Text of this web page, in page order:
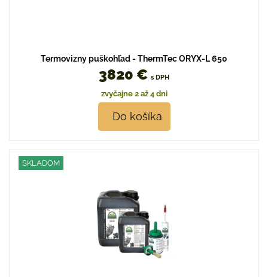
Termovizny puškohľad - ThermTec ORYX-L 650
3820 € s DPH
zvyčajne 2 až 4 dni
Do košíka
SKLADOM